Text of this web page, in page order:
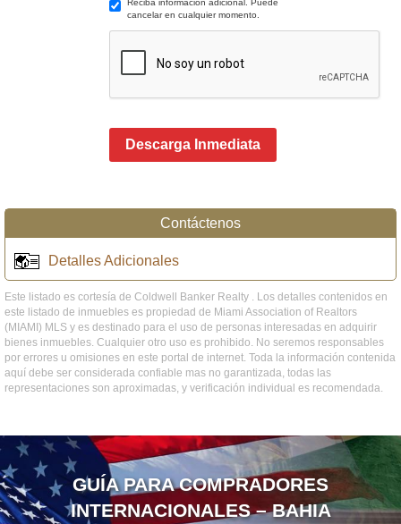
Reciba información adicional. Puede
cancelar en cualquier momento.
Descarga Inmediata
Contáctenos
Detalles Adicionales
Este listado es cortesía de Coldwell Banker Realty . Los detalles contenidos en
este listado de inmuebles es propiedad de Miami Association of Realtors
(MIAMI) MLS y es destinado para el uso de personas interesadas en adquirir
bienes inmuebles. Cualquier otro uso es prohibido. No seremos responsables
por errores u omisiones en este portal de internet. Toda la información contenida
aquí debe ser considerada confiable mas no garantizada, todas las
representaciones son aproximadas, y verificación individual es recomendada.
GUÍA PARA COMPRADORES
INTERNACIONALES – BAHIA